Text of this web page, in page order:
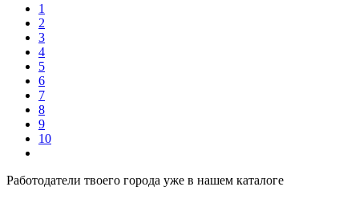
1
2
3
4
5
6
7
8
9
10
Работодатели твоего города уже в нашем каталоге